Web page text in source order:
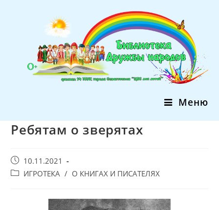
Меню
Ребятам о зверятах
Запись
опубликована:
10.11.2021
PostИГРОТЕКА / О КНИГАХ И ПИСАТЕЛЯХ